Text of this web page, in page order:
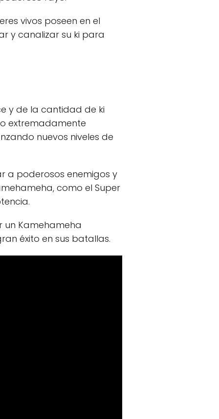
vivos poseen en el
y canalizar su ki para
y de la cantidad de ki
extremadamente
nuevos niveles de
a poderosos enemigos y
como el Super
un Kamehameha
éxito en sus batallas.